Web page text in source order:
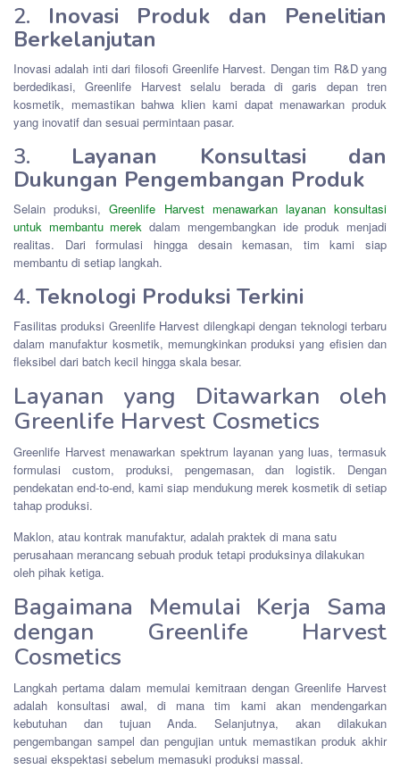
2. Inovasi Produk dan Penelitian
Berkelanjutan
Inovasi adalah inti dari filosofi Greenlife Harvest. Dengan tim R&D yang
berdedikasi, Greenlife Harvest selalu berada di garis depan tren
kosmetik, memastikan bahwa klien kami dapat menawarkan produk
yang inovatif dan sesuai permintaan pasar.
3. Layanan Konsultasi dan
Dukungan Pengembangan Produk
Selain produksi,Greenlife Harvest menawarkan layanan konsultasi
untuk membantu merek dalam mengembangkan ide produk menjadi
realitas. Dari formulasi hingga desain kemasan, tim kami siap
membantu di setiap langkah.
4. Teknologi Produksi Terkini
Fasilitas produksi Greenlife Harvest dilengkapi dengan teknologi terbaru
dalam manufaktur kosmetik, memungkinkan produksi yang efisien dan
fleksibel dari batch kecil hingga skala besar.
Layanan yang Ditawarkan oleh
Greenlife Harvest Cosmetics
Greenlife Harvest menawarkan spektrum layanan yang luas, termasuk
formulasi custom, produksi, pengemasan, dan logistik. Dengan
pendekatan end-to-end, kami siap mendukung merek kosmetik di setiap
tahap produksi.
Maklon, atau kontrak manufaktur, adalah praktek di mana satu
perusahaan merancang sebuah produk tetapi produksinya dilakukan
oleh pihak ketiga.
Bagaimana Memulai Kerja Sama
dengan Greenlife Harvest
Cosmetics
Langkah pertama dalam memulai kemitraan dengan Greenlife Harvest
adalah konsultasi awal, di mana tim kami akan mendengarkan
kebutuhan dan tujuan Anda. Selanjutnya, akan dilakukan
pengembangan sampel dan pengujian untuk memastikan produk akhir
sesuai ekspektasi sebelum memasuki produksi massal.